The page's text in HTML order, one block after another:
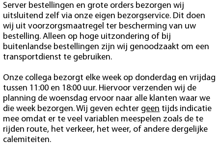
Server bestellingen en grote orders bezorgen wij
uitsluitend zelf via onze eigen bezorgservice. Dit doen
wij uit voorzorgsmaatregel ter bescherming van uw
bestelling. Alleen op hoge uitzondering of bij
buitenlandse bestellingen zijn wij genoodzaakt om een
transportdienst te gebruiken.
Onze collega bezorgt elke week op donderdag en vrijdag
tussen 11:00 en 18:00 uur. Hiervoor verzenden wij de
planning de woensdag ervoor naar alle klanten waar we
die week bezorgen. Wij geven echter geen tijds indicatie
mee omdat er te veel variablen meespelen zoals de te
rijden route, het verkeer, het weer, of andere dergelijke
calemiteiten.